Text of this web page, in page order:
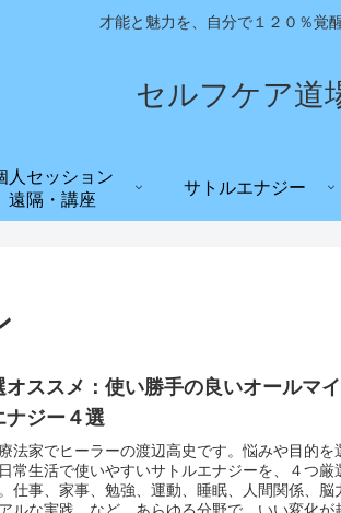
才能と魅力を、自分で１２０％覚
セルフケア道
人セッション
遠隔・講座
サトルエナジー
オススメ：使い勝手の良いオールマ
ナジー４選
法家でヒーラーの渡辺高史です。悩みや目的を
常生活で使いやすいサトルエナジーを、４つ厳
仕事、家事、勉強、運動、睡眠、人間関係、脳